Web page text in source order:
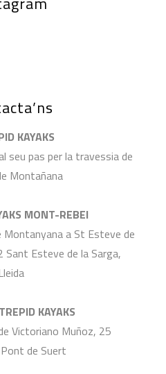
KAYAKS
seu pas per la travessia de
Montañana
MONT-REBEI
Montanyana a St Esteve de
Sant Esteve de la Sarga,
KAYAKS
Victoriano Muñoz, 25
de Suert